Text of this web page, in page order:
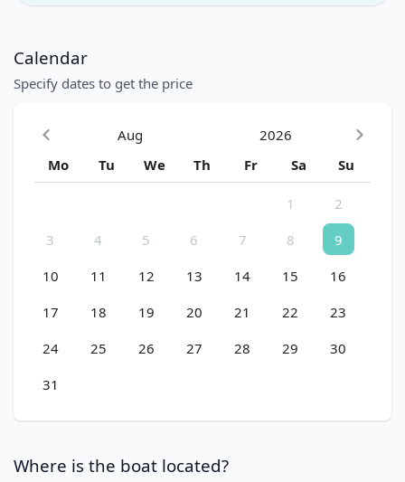
Calendar
Specify dates to get the price
Aug
2026
Mo
Tu We Th Fr Sa Su
1
2
3
4 5 6 7 8
9
10
11 12 13 14 15
16
17
18 19 20 21 22
23
24
25 26 27 28 29
30
31
Where is the boat located?